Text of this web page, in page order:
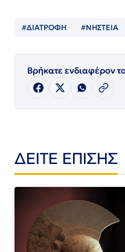
#ΔΙΑΤΡΟΦΗ #ΝΗΣΤΕΙΑ
Βρήκατε ενδιαφέρον
ΔΕΙΤΕ ΕΠΙΣΗΣ